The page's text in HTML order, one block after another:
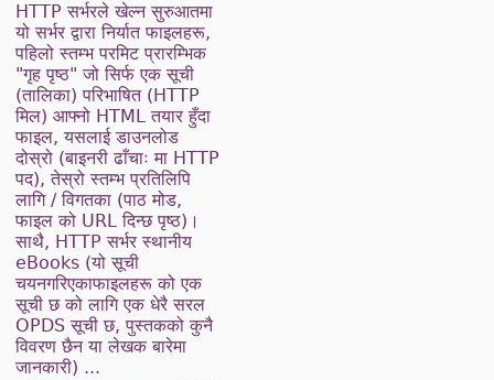
HTTP सर्भरले खेल्न सुरुआतमा
यो सर्भर द्वारा निर्यात फाइलहरू,
पहिलो स्तम्भ परमिट प्रारम्भिक
"गृह पृष्ठ" जो सिर्फ एक सूची
(तालिका) परिभाषित (HTTP
मिल) आफ्नो HTML तयार हुँदा
फाइल, यसलाई डाउनलोड
दोस्रो (बाइनरी ढाँचाः मा HTTP
पद), तेस्रो स्तम्भ प्रतिलिपि
लागि / विगतका (पाठ मोड,
फाइल को URL दिन्छ पृष्ठ)।
साथै, HTTP सर्भर स्थानीय
eBooks (यो सूची
चयनगरिएकाफाइलहरू को एक
सूची छ को लागि एक धेरै सरल
OPDS सूची छ, पुस्तकको कुनै
विवरण छैन या लेखक बारेमा
जानकारी) ...